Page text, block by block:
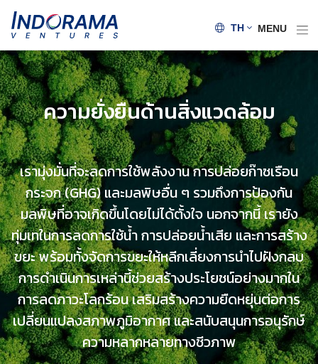
TH MENU
ความยั่งยืนด้านสิ่งแวดล้อม
เรามุ่งมั่นที่จะลดการใช้พลังงาน การปล่อยก๊าซเรือน
กระจก (GHG) และมลพิษอื่น ๆ รวมถึงการป้องกัน
มลพิษที่อาจเกิดขึ้นโดยไม่ได้ตั้งใจ นอกจากนี้ เรายัง
ทุ่มเทในการลดการใช้น้ำ การปล่อยน้ำเสีย และการสร้าง
ขยะ พร้อมทั้งจัดการขยะให้หลีกเลี่ยงการนำไปฝังกลบ
การดำเนินการเหล่านี้ช่วยสร้างประโยชน์อย่างมากใน
การลดภาวะโลกร้อน เสริมสร้างความยืดหยุ่นต่อการ
เปลี่ยนแปลงสภาพภูมิอากาศ และสนับสนุนการอนุรักษ์
ความหลากหลายทางชีวภาพ